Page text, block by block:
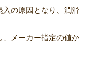
の原因となり、潤滑
、メーカー指定の値か